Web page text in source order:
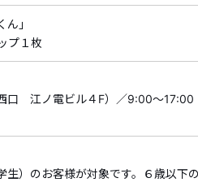
みの商品には、クーポンはご利
対象商品は期間中に追加、変更
細・ご利用方法は こちら
限定販売！】鉄道ファン必見！
き！
」
プ１枚
口 江ノ電ビル４F）／9:00～17:00
生）のお客様が対象です。６歳以